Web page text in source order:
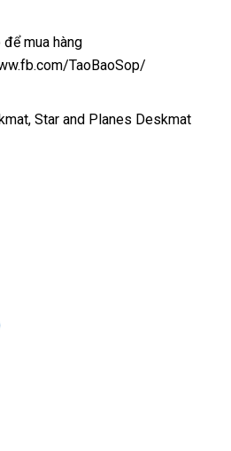
mua hàng
TaoBaoSop/
Star and Planes Deskmat